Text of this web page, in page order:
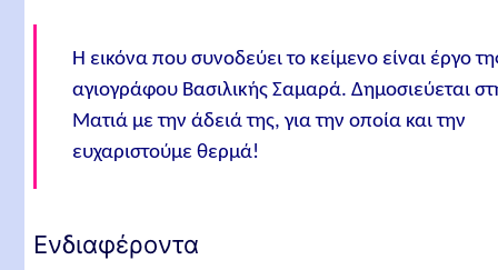
Η εικόνα που συνοδεύει το κείμενο είναι έργο
αγιογράφου Βασιλικής Σαμαρά. Δημοσιεύεται
Ματιά με την άδειά της, για την οποία και την
ευχαριστούμε θερμά!
Ενδιαφέροντα